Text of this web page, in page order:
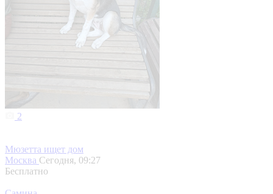
2
Мюзетта ищет дом
Москва Сегодня, 09:27
Бесплатно